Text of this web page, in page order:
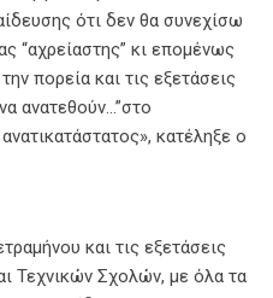
ότι δεν θα συνεχίσω
“αχρείαστης” κι επομένως
πορεία και τις εξετάσεις
ανατεθούν…”στο
κατέληξε ο
και τις εξετάσεις
Τεχνικών Σχολών, με όλα τα